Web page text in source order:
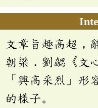
文章旨趣高超，
朝梁．劉勰《文
「興高采烈」形
的樣子。